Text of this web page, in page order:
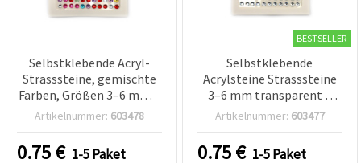
Selbstklebende Acryl-
Strasssteine, gemischte
Farben, Größen 3–6 mm –
165 Stück
Artikelnummer: 603478
0.75€ 1-5 Paket
BESTSELLER
Selbstklebende
Acrylsteine Strasssteine
3–6 mm transparent –
165 Stück (Sortiert)
Artikelnummer: 603477
0.75€ 1-5 Paket